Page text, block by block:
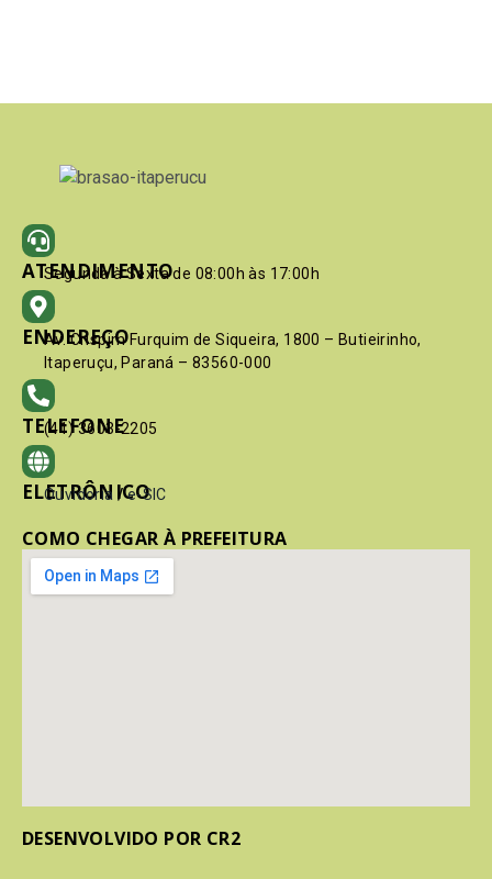
ATENDIMENTO
Segunda à Sexta de 08:00h às 17:00h
ENDEREÇO
Av. Crispim Furquim de Siqueira, 1800 – Butieirinho,
Itaperuçu, Paraná – 83560-000
TELEFONE
(41) 3603-2205
ELETRÔNICO
Ouvidoria / e-SIC
COMO CHEGAR À PREFEITURA
DESENVOLVIDO POR CR2